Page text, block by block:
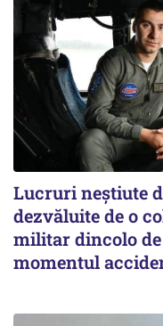
Lucruri neștiute
dezvăluite de o
militar dincolo
momentul